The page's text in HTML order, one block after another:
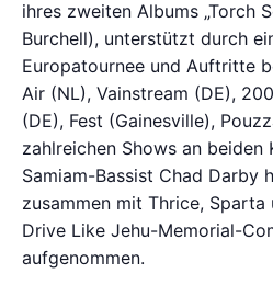
ihres zweiten Albums „Torch
Burchell), unterstützt durch
Europatournee und Auftritte
Air (NL), Vainstream (DE),
(DE), Fest (Gainesville),
zahlreichen Shows an beiden
Samiam-Bassist Chad Darby
zusammen mit Thrice, Sparta
Drive Like Jehu-Memorial-
aufgenommen.